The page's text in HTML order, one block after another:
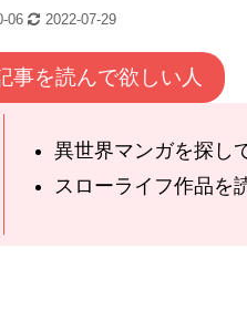
06 2022-07-29
事を読んで欲しい人
異世界マンガを探し
スローライフ作品を